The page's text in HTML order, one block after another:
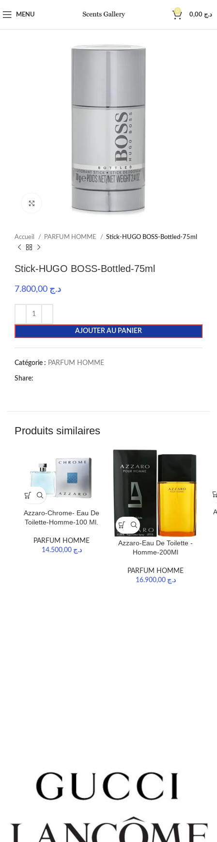
MENU
0
د.ج
Accueil PARFUM HOMME Stick-HUGO BOSS-Bottled-75ml
Stick-HUGO BOSS-Bottled-75ml
د.ج
AJOUTER AU PANIER
Catégorie : PARFUM HOMME
Share:
Produits similaires
Azzaro-Chrome- Eau De
Toilette-Homme-100 Ml.
PARFUM HOMME
د.ج 14.500,00
Azzaro-Eau De Toilette -
Homme-200Ml
PARFUM HOMME
د.ج 16.900,00